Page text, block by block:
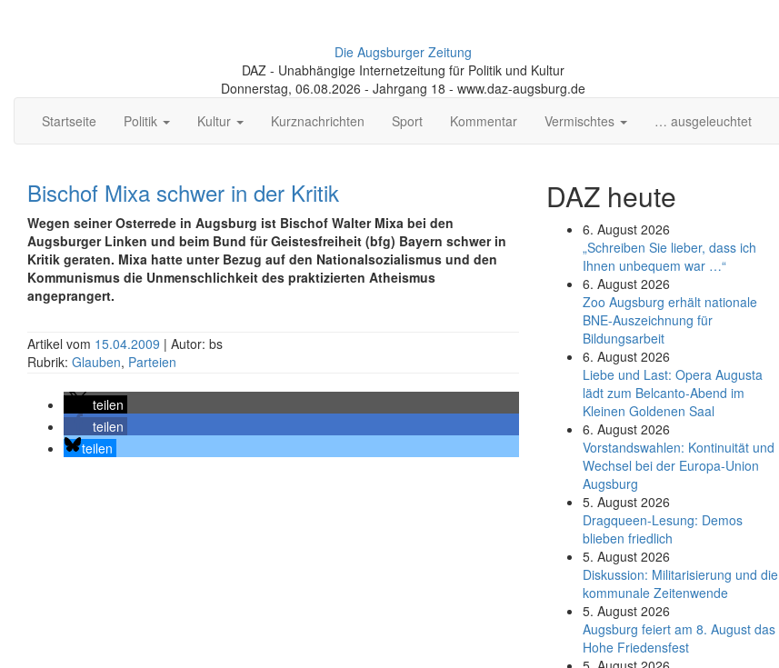
Die Augsburger Zeitung
DAZ - Unabhängige Internetzeitung für Politik und Kultur
Donnerstag, 06.08.2026 - Jahrgang 18 - www.daz-augsburg.de
Startseite
Politik Kultur Kurznachrichten Sport Kommentar Vermischtes … ausgeleuchtet
Bischof Mixa schwer in der Kritik
Wegen seiner Osterrede in Augsburg ist Bischof Walter Mixa bei den
Augsburger Linken und beim Bund für Geistesfreiheit (bfg) Bayern schwer in
Kritik geraten. Mixa hatte unter Bezug auf den Nationalsozialismus und den
Kommunismus die Unmenschlichkeit des praktizierten Atheismus
angeprangert.
Artikel vom 15.04.2009 | Autor: bs
Rubrik: Glauben, Parteien
teilen
teilen
teilen
DAZ heute
6. August 2026
„Schreiben Sie lieber, dass ich
Ihnen unbequem war …“
6. August 2026
Zoo Augsburg erhält nationale
BNE-Auszeichnung für
Bildungsarbeit
6. August 2026
Liebe und Last: Opera Augusta
lädt zum Belcanto-Abend im
Kleinen Goldenen Saal
6. August 2026
Vorstandswahlen: Kontinuität und
Wechsel bei der Europa-Union
Augsburg
5. August 2026
Dragqueen-Lesung: Demos
blieben friedlich
5. August 2026
Diskussion: Mi­li­ta­ri­sie­rung und die
kommunale Zeitenwende
5. August 2026
Augsburg feiert am 8. August das
Hohe Friedensfest